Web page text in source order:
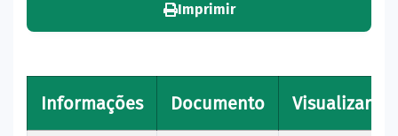
Imprimir
Informações Documento Visualizar